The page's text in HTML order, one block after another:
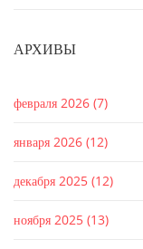
АРХИВЫ
февраля 2026 (7)
января 2026 (12)
декабря 2025 (12)
ноября 2025 (13)